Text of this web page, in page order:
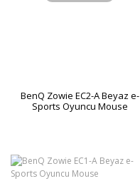
BenQ Zowie EC2-A Beyaz e-
Sports Oyuncu Mouse